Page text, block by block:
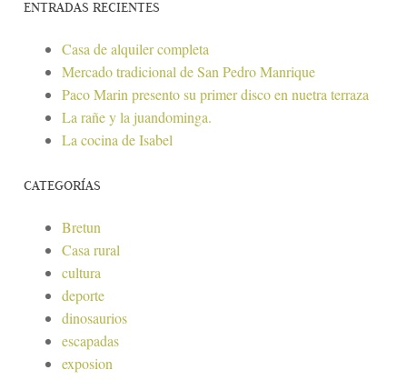
ENTRADAS RECIENTES
Casa de alquiler completa
Mercado tradicional de San Pedro Manrique
Paco Marin presento su primer disco en nuetra terraza
La rañe y la juandominga.
La cocina de Isabel
CATEGORÍAS
Bretun
Casa rural
cultura
deporte
dinosaurios
escapadas
exposion